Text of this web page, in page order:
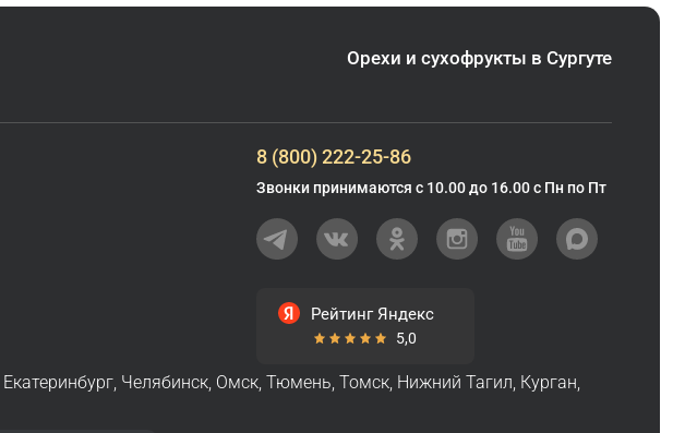
Орехи и сухофрукты в Сургуте
8 (800) 222-25-86
Звонки принимаются с 10.00 до 16.00 с Пн по Пт
Рейтинг Яндекс
5,0
Екатеринбург, Челябинск, Омск, Тюмень, Томск, Нижний Тагил, Курган,